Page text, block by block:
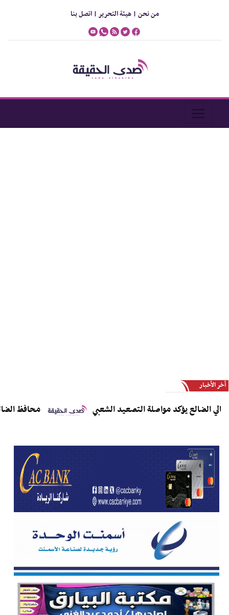
من نحن |هيئة التحرير |اتصل بنا
أخر الأخبار
يؤكد مواصلة التصعيد الشعبي محافظ الضالع